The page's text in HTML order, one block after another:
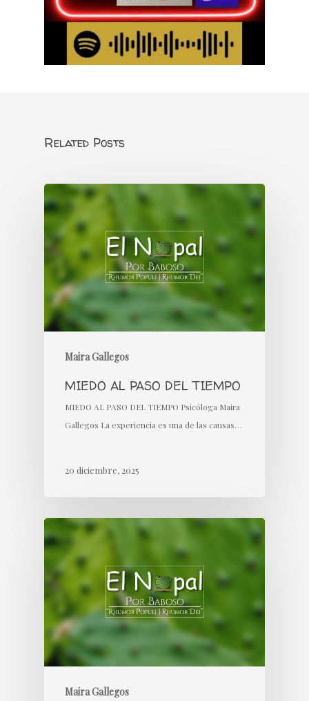
Related Posts
Maira Gallegos
MIEDO AL PASO DEL TIEMPO
MIEDO AL PASO DEL TIEMPO Psicóloga Maira
Gallegos La experiencia es una de las causas…
20 diciembre, 2025
Maira Gallegos